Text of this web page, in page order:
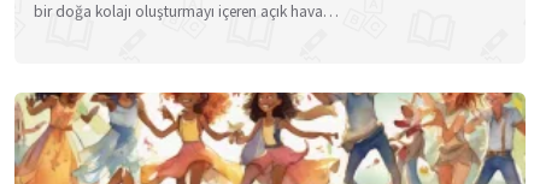
bir doğa kolajı oluşturmayı içeren açık hava…